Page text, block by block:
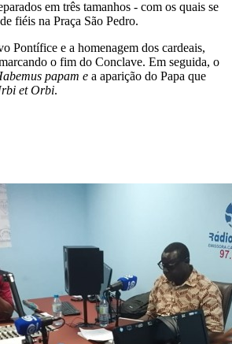
em três tamanhos - com os quais se
fiéis na Praça São Pedro.
Pontífice e a homenagem dos cardeais,
o fim do Conclave. Em seguida, o
papam e a aparição do Papa que
et Orbi.